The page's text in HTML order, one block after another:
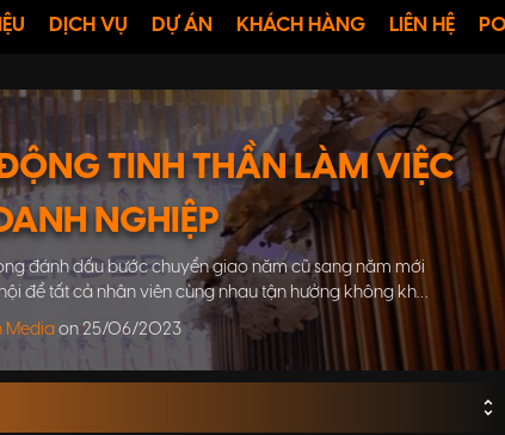
DỊCH VỤ DỰ ÁN KHÁCH HÀNG LIÊN HỆ
TINH THẦN LÀM VIỆC
NGHIỆP
đánh dấu bước chuyển giao năm cũ sang năm mới
để tất cả nhân viên cùng nhau tận hưởng không khí
để làm việc sau một kì nghỉ Tết dài.
Mediaon 25/06/2023